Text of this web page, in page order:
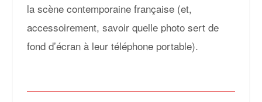
la scène contemporaine française (et,
accessoirement, savoir quelle photo sert de
fond d’écran à leur téléphone portable).